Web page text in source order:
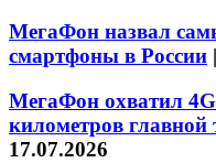
МегаФон назвал
смартфоны в России |
МегаФон охватил
километров
17.07.2026